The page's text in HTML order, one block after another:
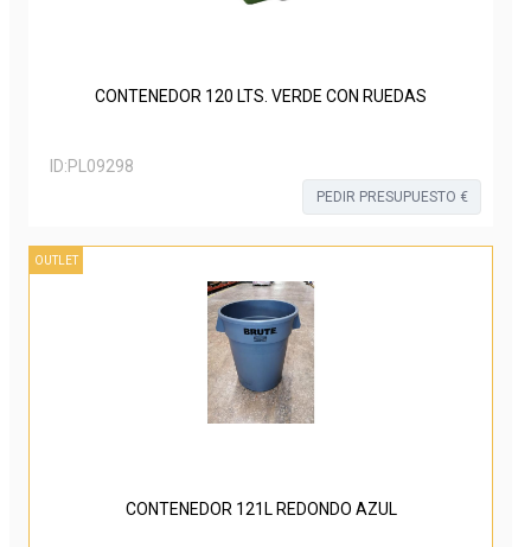
CONTENEDOR 120 LTS. VERDE CON RUEDAS
ID:PL09298
PEDIR PRESUPUESTO €
OUTLET
CONTENEDOR 121L REDONDO AZUL